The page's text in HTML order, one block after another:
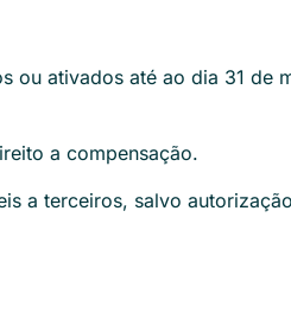
ou ativados até ao dia 31
a compensação.
a terceiros, salvo